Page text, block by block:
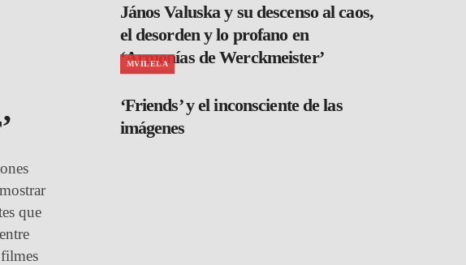
que
János Valuska y su descenso al caos,
el desorden y lo profano en
‘Armonías de Werckmeister’
MVILELA
‘Friends’ y el inconsciente de las
imágenes